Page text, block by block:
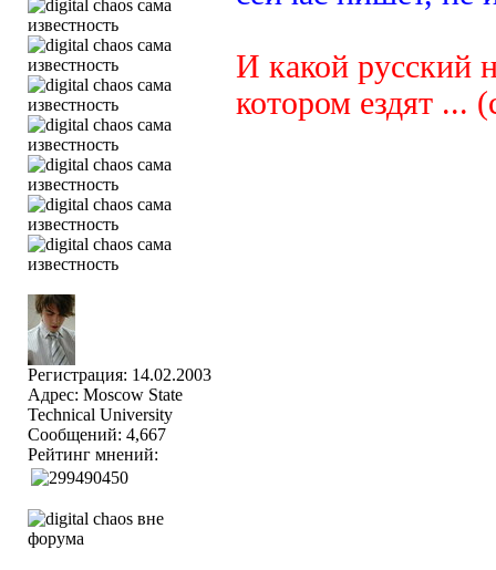
Регистрация: 14.02.2003
Адрес: Moscow State
Technical University
Сообщений: 4,667
Рейтинг мнений:
И какой русский
котором ездят ...